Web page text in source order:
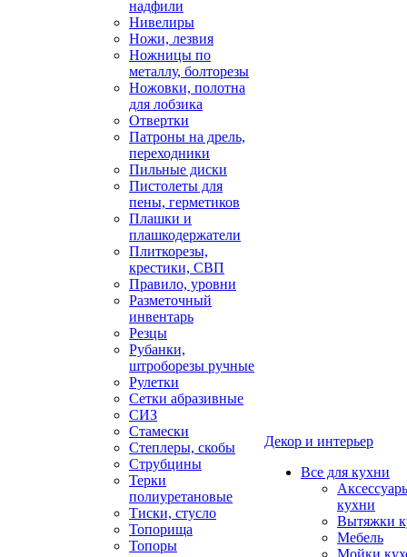
надфили
Нивелиры
Ножи, лезвия
Ножницы по
металлу, болторезы
Ножовки, полотна
для лобзика
Отвертки
Патроны на дрель,
переходники
Пильные диски
Пистолеты для
пены, герметиков
Плашки и
плашкодержатели
Плиткорезы,
крестики, СВП
Правило, уровни
Разметочный
инвентарь
Резцы
Рубанки,
штроборезы ручные
Рулетки
Сетки абразивные
СИЗ
Стамески
Степлеры, скобы
Струбцины
Терки
полиуретановые
Тиски, стусло
Топорища
Топоры
Декор и интерьер
Все для кухни
кухни
Вытяжки
Мебель
Мойки